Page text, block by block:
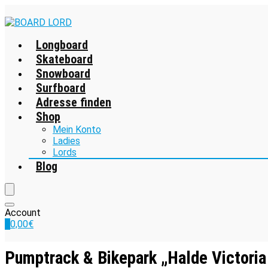
Longboard
Skateboard
Snowboard
Surfboard
Adresse finden
Shop
Mein Konto
Ladies
Lords
Blog
Account
0,00€
Pumptrack & Bikepark „Halde